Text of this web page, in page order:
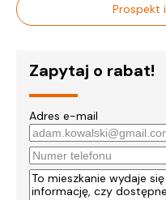
Prospekt
Zapytaj o rabat!
Adres e-mail